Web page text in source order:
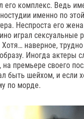
его комплекс. Ведь
именно по
Неспроста его
играл сексуальные
наверное,
Иногда актеры
на премьере своего
быть шейхом, и если
по морде.